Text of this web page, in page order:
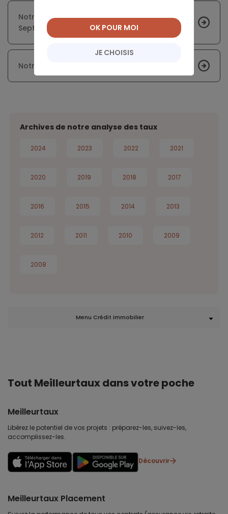
Notre analyse des taux immobiliers -
Septembre 2018
Notre analyse des taux immobiliers - Mai 2018
Archives de notre analyse des taux
2024 2023 2022 2021
2020 2019 2018 2017
2016 2015 2014 2013
2012 2011 2010 2009
2008
Menu Crédit immobilier
Tout Meilleurtaux dans votre poche
Meilleurtaux
Libérez le potentiel de vos projets : préparez-les, suivez-les,
accomplissez-les.
Découvrir
Meilleurtaux Placement
JE CHOISIS
OK POUR MOI